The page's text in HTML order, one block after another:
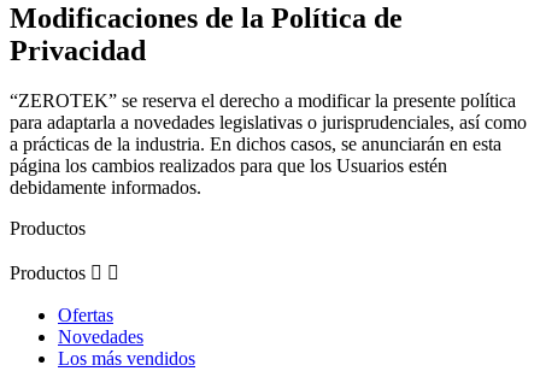
Modificaciones de la Política de
Privacidad
“ZEROTEK” se reserva el derecho a modificar la presente política
para adaptarla a novedades legislativas o jurisprudenciales, así como
a prácticas de la industria. En dichos casos, se anunciarán en esta
página los cambios realizados para que los Usuarios estén
debidamente informados.
Productos
Productos  
Ofertas
Novedades
Los más vendidos